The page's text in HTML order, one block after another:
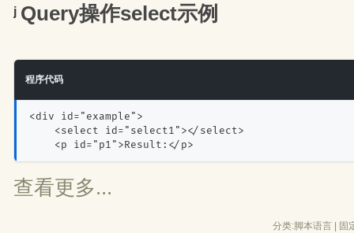
j Query操作select示例
程序代码
<div id="example">
<select id="select1"></select>
<p id="p1">Result:</p>
查看更多...
分类:脚本语言 固